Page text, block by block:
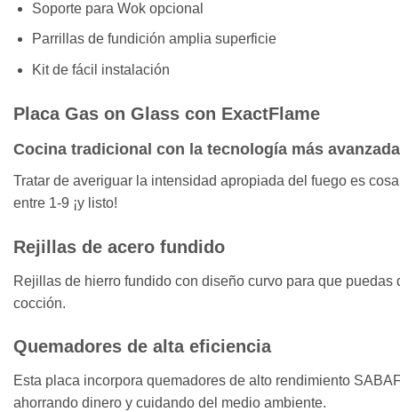
Soporte para Wok opcional
Parrillas de fundición amplia superficie
Kit de fácil instalación
Placa Gas on Glass con ExactFlame
Cocina tradicional con la tecnología más avanzada
Tratar de averiguar la intensidad apropiada del fuego es
entre 1-9 ¡y listo!
Rejillas de acero fundido
Rejillas de hierro fundido con diseño curvo para que
cocción.
Quemadores de alta eficiencia
Esta placa incorpora quemadores de alto rendimiento
ahorrando dinero y cuidando del medio ambiente.